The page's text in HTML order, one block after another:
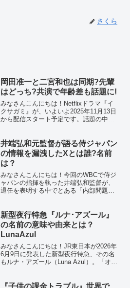
さくら
岡田准一と二宮和也は同期?先輩
はどっち?共演で年齢差も話題に!
みなさんこんにちは！Netflixドラマ『イ
クサガミ』が、いよいよ2025年11月13日
から配信スタート予定です。話題の中心
二人が同じ作品で演じるということで、
すでにS...
井端弘和元監督が語る侍ジャパン
の情報を漏洩したXとは誰?名前
は？
みなさんこんにちは！今回のWBCで侍ジ
ャパンの指揮を執った井端弘和監督が、
退任を表明する中でとある「内部問題」
が外部に漏れていたというんです。しか
も、その情報を流してい...
新型夜行特急『ルナ･アズール』
の名前の意味や由来とは？
LunaAzul
みなさんこんにちは！JR東日本が2026年
6月9日に発表した新型夜行特急、その名
もルナ・アズール（Luna Azul）。「オシ
SNSで話題になっているのを見て、気に
『子供の課金トラブル』世界で